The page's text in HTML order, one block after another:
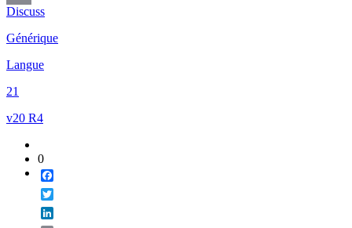
Email
Discuss
Générique
Langue
21
v20 R4
0